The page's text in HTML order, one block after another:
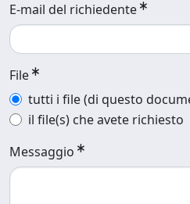
E-mail del richiedente
File
tutti i file (di questo
il file(s) che avete richiesto
Messaggio